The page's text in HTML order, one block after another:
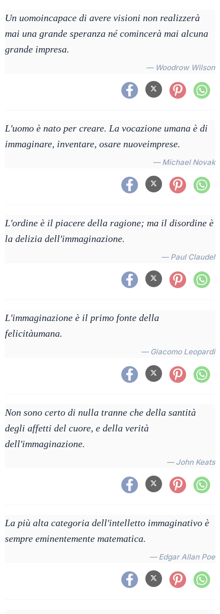
Un uomoincapace di avere visioni non realizzerà
mai una grande speranza né comincerà mai alcuna
grande impresa.
— Woodrow Wilson
L'uomo è nato per creare. La vocazione umana è di
immaginare, inventare, osare nuoveimprese.
— Michael Novak
L'ordine è il piacere della ragione; ma il disordine è
la delizia dell'immaginazione.
— Paul Claudel
L'immaginazione è il primo fonte della
felicitàumana.
— Giacomo Leopardi
Non sono certo di nulla tranne che della santità
degli affetti del cuore, e della verità
dell'immaginazione.
— John Keats
La più alta categoria dell'intelletto immaginativo è
sempre eminentemente matematica.
— Edgar Allan Poe